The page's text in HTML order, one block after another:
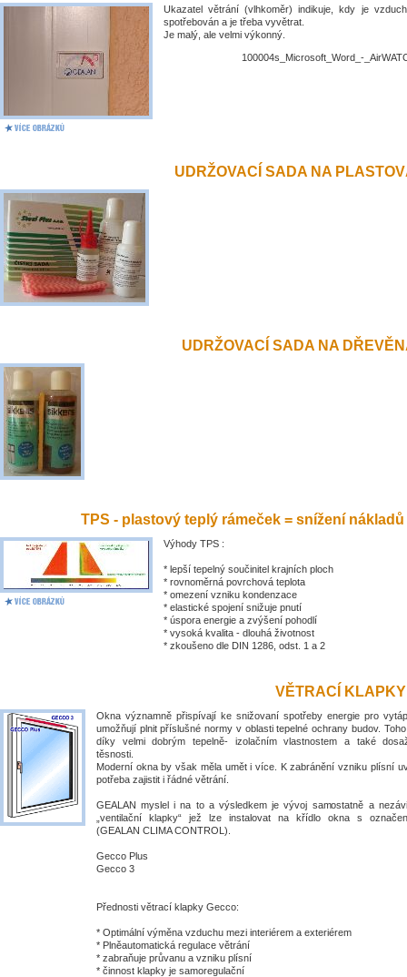
Ukazatel větrání (vlhkoměr) indikuje, kdy je
spotřebován a je třeba vyvětrat.
Je malý, ale velmi výkonný.
100004s_Microsoft_Word_-
UDRŽOVACÍ SADA NA
UDRŽOVACÍ SADA NA
TPS - plastový teplý rámeček = snížení
Výhody TPS :
* lepší tepelný součinitel krajních ploch
* rovnoměrná povrchová teplota
* omezení vzniku kondenzace
* elastické spojení snižuje pnutí
* úspora energie a zvýšení pohodlí
* vysoká kvalita - dlouhá životnost
* zkoušeno dle DIN 1286, odst. 1 a 2
VĚTRACÍ
Okna významně přispívají ke snižovaní spotřeby energie pro
umožňují plnit příslušné normy v oblasti tepelné ochrany budov.
díky velmi dobrým tepelně- izolačním vlastnostem a také
těsnosti.
Moderní okna by však měla umět i více. K zabránění vzniku plísní
potřeba zajistit i řádné větrání.
GEALAN myslel i na to a výsledkem je vývoj samostatně a
„ventilační klapky“ jež lze instalovat na křídlo okna s
(GEALAN CLIMA CONTROL).
Gecco Plus
Gecco 3
Přednosti větrací klapky Gecco:
* Optimální výměna vzduchu mezi interiérem a exteriérem
* Plněautomatická regulace větrání
* zabraňuje průvanu a vzniku plísní
* činnost klapky je samoregulační